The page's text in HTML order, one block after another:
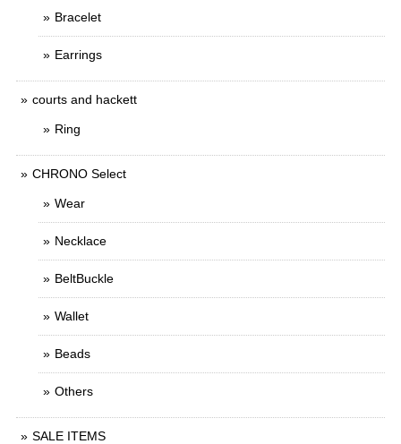
Bracelet
Earrings
courts and hackett
Ring
CHRONO Select
Wear
Necklace
BeltBuckle
Wallet
Beads
Others
SALE ITEMS